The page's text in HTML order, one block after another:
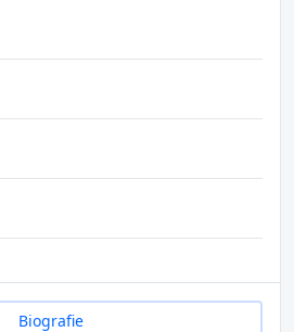
Biografie